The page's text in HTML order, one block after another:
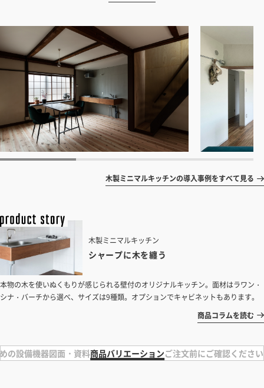
木製ミニマルキッチンの導入事例をすべて見る
木製ミニマルキッチン
シャープに木を纏う
本物の木を使いぬくもりが感じられる壁付のオリジナルキッチン。面材はラワン・
シナ・バーチから選べ、サイズは9種類。オプションでキャビネットもあります。
商品コラムを読む
の設備機器図面・資料商品バリエーションご注文前にご確認ください